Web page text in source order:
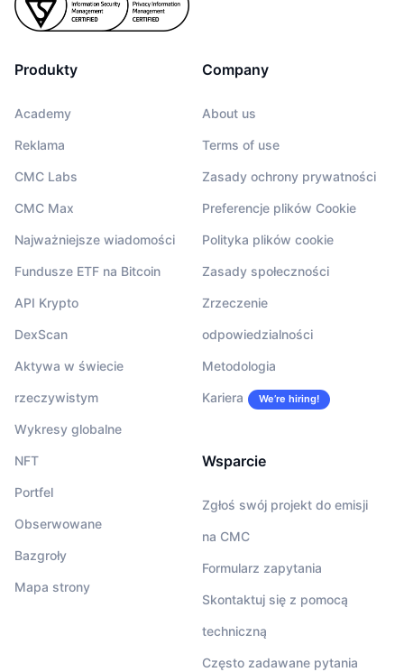
Produkty
Academy
Reklama
CMC Labs
CMC Max
Najważniejsze wiadomości
Fundusze ETF na Bitcoin
API Krypto
DexScan
Aktywa w świecie
rzeczywistym
Wykresy globalne
NFT
Portfel
Obserwowane
Bazgroły
Mapa strony
Company
About us
Terms of use
Zasady ochrony prywatności
Preferencje plików Cookie
Polityka plików cookie
Zasady społeczności
Zrzeczenie
odpowiedzialności
Metodologia
Kariera We’re hiring!
Wsparcie
Zgłoś swój projekt do emisji
na CMC
Formularz zapytania
Skontaktuj się z pomocą
techniczną
Często zadawane pytania